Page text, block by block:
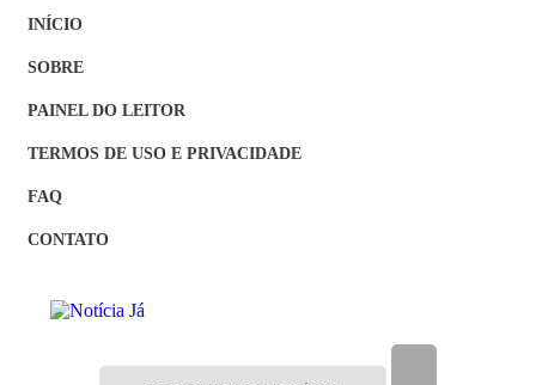
INÍCIO
SOBRE
PAINEL DO LEITOR
TERMOS DE USO E PRIVACIDADE
FAQ
CONTATO